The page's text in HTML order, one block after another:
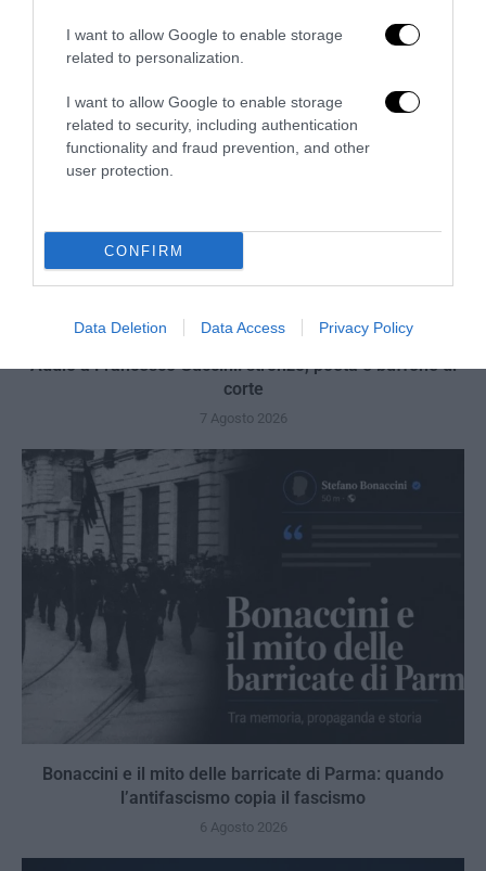
I want to allow Google to enable storage
related to personalization.
I want to allow Google to enable storage
related to security, including authentication
functionality and fraud prevention, and other
user protection.
CONFIRM
Data Deletion Data Access Privacy Policy
Addio a Francesco Guccini: stronzo, poeta e buffone di
corte
7 Agosto 2026
Bonaccini e il mito delle barricate di Parma: quando
l’antifascismo copia il fascismo
6 Agosto 2026